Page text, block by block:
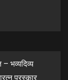
– भव्यदिव्य
पुरस्कार